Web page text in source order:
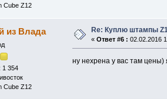
Cube Z12
из Влада
1 354
Cube Z12
Re: Куплю штампы
«Ответ #6 : 02.02.2016
ну нехрена у вас там цены)